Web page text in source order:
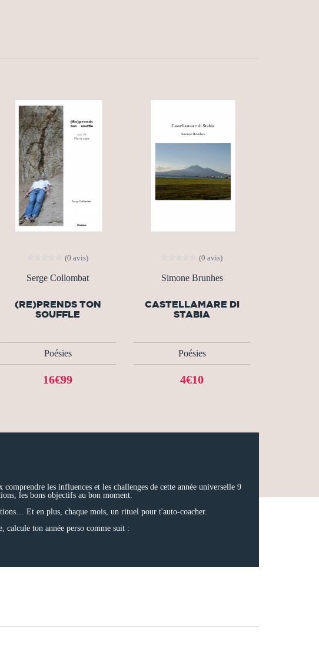
(0 avis)
Serge Collombat
(RE)PRENDS TON
SOUFFLE
Poésies
16€99
(0 avis)
Simone Brunhes
CASTELLAMARE DI
STABIA
Poésies
4€10
les influences et les challenges de cette année universelle 9
les bons objectifs au bon moment.
Et en plus, chaque mois, un rituel pour t'auto-coacher.
ton année perso comme suit :